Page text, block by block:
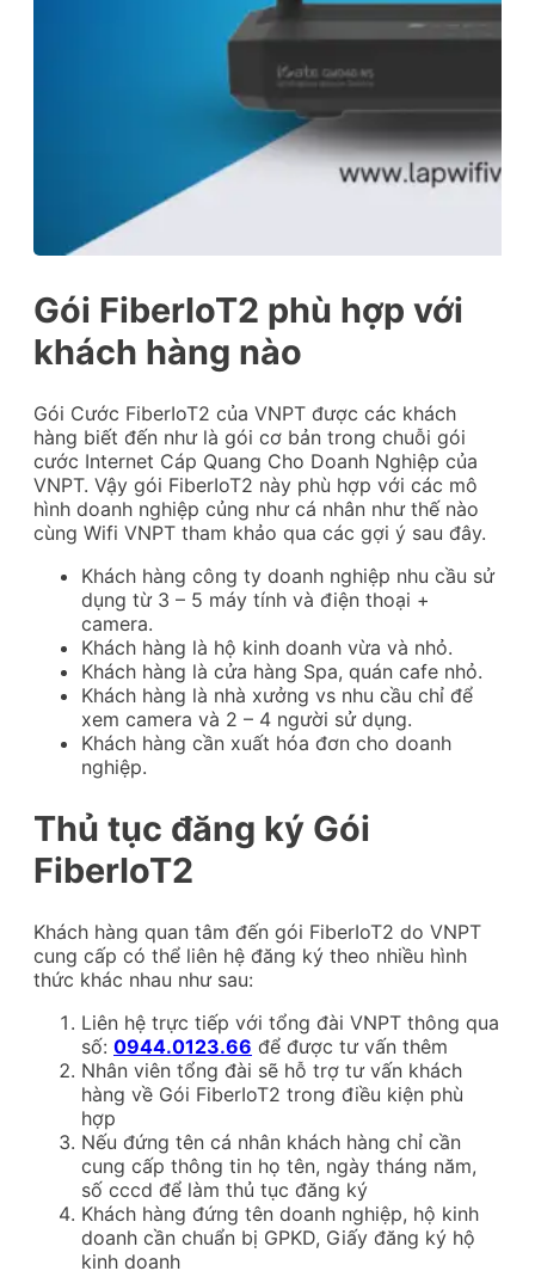
Gói FiberIoT2 phù hợp với
khách hàng nào
Gói Cước FiberIoT2 của VNPT được các khách
hàng biết đến như là gói cơ bản trong chuỗi gói
cước Internet Cáp Quang Cho Doanh Nghiệp của
VNPT. Vậy gói FiberIoT2 này phù hợp với các mô
hình doanh nghiệp củng như cá nhân như thế nào
cùng Wifi VNPT tham khảo qua các gợi ý sau đây.
Khách hàng công ty doanh nghiệp nhu cầu sử
dụng từ 3 – 5 máy tính và điện thoại +
camera.
Khách hàng là hộ kinh doanh vừa và nhỏ.
Khách hàng là cửa hàng Spa, quán cafe nhỏ.
Khách hàng là nhà xưởng vs nhu cầu chỉ để
xem camera và 2 – 4 người sử dụng.
Khách hàng cần xuất hóa đơn cho doanh
nghiệp.
Thủ tục đăng ký Gói
FiberIoT2
Khách hàng quan tâm đến gói FiberIoT2 do VNPT
cung cấp có thể liên hệ đăng ký theo nhiều hình
thức khác nhau như sau:
Liên hệ trực tiếp với tổng đài VNPT thông qua
số: 0944.0123.66 để được tư vấn thêm
Nhân viên tổng đài sẽ hỗ trợ tư vấn khách
hàng về Gói FiberIoT2 trong điều kiện phù
hợp
Nếu đứng tên cá nhân khách hàng chỉ cần
cung cấp thông tin họ tên, ngày tháng năm,
số cccd để làm thủ tục đăng ký
Khách hàng đứng tên doanh nghiệp, hộ kinh
doanh cần chuẩn bị GPKD, Giấy đăng ký hộ
kinh doanh